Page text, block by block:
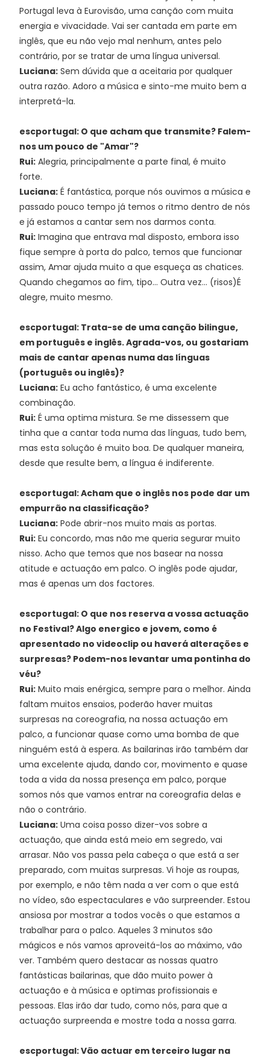
Portugal leva à Eurovisão, uma canção com muita
energia e vivacidade. Vai ser cantada em parte em
inglês, que eu não vejo mal nenhum, antes pelo
contrário, por se tratar de uma língua universal.
Luciana: Sem dúvida que a aceitaria por qualquer
outra razão. Adoro a música e sinto-me muito bem a
interpretá-la.
escportugal: O que acham que transmite? Falem-
nos um pouco de "Amar"?
Rui: Alegria, principalmente a parte final, é muito
forte.
Luciana: É fantástica, porque nós ouvimos a música e
passado pouco tempo já temos o ritmo dentro de nós
e já estamos a cantar sem nos darmos conta.
Rui: Imagina que entrava mal disposto, embora isso
fique sempre à porta do palco, temos que funcionar
assim, Amar ajuda muito a que esqueça as chatices.
Quando chegamos ao fim, tipo... Outra vez... (risos)É
alegre, muito mesmo.
escportugal: Trata-se de uma canção bilingue,
em português e inglês. Agrada-vos, ou gostariam
mais de cantar apenas numa das línguas
(português ou inglês)?
Luciana: Eu acho fantástico, é uma excelente
combinação.
Rui: É uma optima mistura. Se me dissessem que
tinha que a cantar toda numa das línguas, tudo bem,
mas esta solução é muito boa. De qualquer maneira,
desde que resulte bem, a língua é indiferente.
escportugal: Acham que o inglês nos pode dar um
empurrão na classificação?
Luciana: Pode abrir-nos muito mais as portas.
Rui: Eu concordo, mas não me queria segurar muito
nisso. Acho que temos que nos basear na nossa
atitude e actuação em palco. O inglês pode ajudar,
mas é apenas um dos factores.
escportugal: O que nos reserva a vossa actuação
no Festival? Algo energico e jovem, como é
apresentado no videoclip ou haverá alterações e
surpresas? Podem-nos levantar uma pontinha do
véu?
Rui: Muito mais enérgica, sempre para o melhor. Ainda
faltam muitos ensaios, poderão haver muitas
surpresas na coreografia, na nossa actuação em
palco, a funcionar quase como uma bomba de que
ninguém está à espera. As bailarinas irão também dar
uma excelente ajuda, dando cor, movimento e quase
toda a vida da nossa presença em palco, porque
somos nós que vamos entrar na coreografia delas e
não o contrário.
Luciana: Uma coisa posso dizer-vos sobre a
actuação, que ainda está meio em segredo, vai
arrasar. Não vos passa pela cabeça o que está a ser
preparado, com muitas surpresas. Vi hoje as roupas,
por exemplo, e não têm nada a ver com o que está
no vídeo, são espectaculares e vão surpreender. Estou
ansiosa por mostrar a todos vocês o que estamos a
trabalhar para o palco. Aqueles 3 minutos são
mágicos e nós vamos aproveitá-los ao máximo, vão
ver. Também quero destacar as nossas quatro
fantásticas bailarinas, que dão muito power à
actuação e à música e optimas profissionais e
pessoas. Elas irão dar tudo, como nós, para que a
actuação surpreenda e mostre toda a nossa garra.
escportugal: Vão actuar em terceiro lugar na